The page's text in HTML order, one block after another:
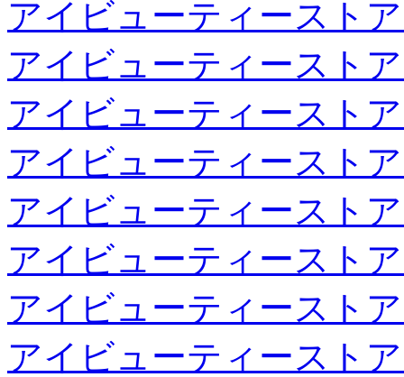
アイビューティースト
アイビューティースト
アイビューティースト
アイビューティースト
アイビューティースト
アイビューティースト
アイビューティースト
アイビューティースト